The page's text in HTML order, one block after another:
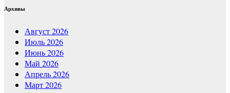
Архивы
Август 2026
Июль 2026
Июнь 2026
Май 2026
Апрель 2026
Март 2026